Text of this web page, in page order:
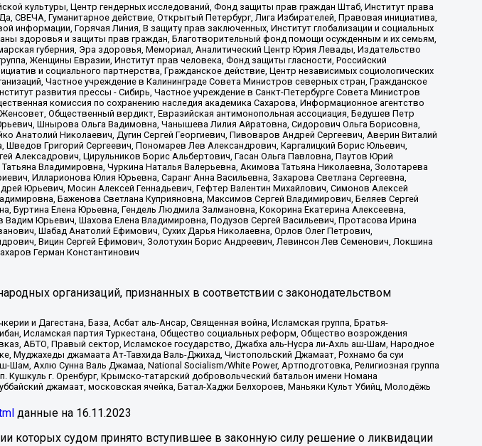
культуры, Центр гендерных исследований, Фонд защиты прав граждан Штаб, Институт права
Гуманитарное действие, Открытый Петербург, Лига Избирателей, Правовая инициатива,
Горячая Линия, В защиту прав заключенных, Институт глобализации и социальных
здоровья и защиты прав граждан, Благотворительный фонд помощи осужденным и их семьям,
губерния, Эра здоровья, Мемориал, Аналитический Центр Юрия Левады, Издательство
Женщины Евразии, Институт прав человека, Фонд защиты гласности, Российский
и социального партнерства, Гражданское действие, Центр независимых социологических
Частное учреждение в Калининграде Совета Министров северных стран, Гражданское
развития прессы - Сибирь, Частное учреждение в Санкт-Петербурге Совета Министров
комиссия по сохранению наследия академика Сахарова, Информационное агентство
Общественный вердикт, Евразийская антимонопольная ассоциация, Бедушев Петр
Шнырова Ольга Вадимовна, Чанышева Лилия Айратовна, Сидорович Ольга Борисовна,
Анатолий Николаевич, Дугин Сергей Георгиевич, Пивоваров Андрей Сергеевич, Аверин Виталий
Григорий Сергеевич, Пономарев Лев Александрович, Каргалицкий Борис Юльевич,
Алексадрович, Цирульников Борис Альбертович, Гасан Ольга Павловна, Паутов Юрий
Владимировна, Чуркина Наталья Валерьевна, Акимова Татьяна Николаевна, Золотарева
Илларионова Юлия Юрьевна, Саранг Анна Васильевна, Захарова Светлана Сергеевна,
Юрьевич, Мосин Алексей Геннадьевич, Гефтер Валентин Михайлович, Симонов Алексей
Баженова Светлана Куприяновна, Максимов Сергей Владимирович, Беляев Сергей
Буртина Елена Юрьевна, Гендель Людмила Залмановна, Кокорина Екатерина Алексеевна,
Юрьевич, Шахова Елена Владимировна, Подузов Сергей Васильевич, Протасова Ирина
Шабад Анатолий Ефимович, Сухих Дарья Николаевна, Орлов Олег Петрович,
Вицин Сергей Ефимович, Золотухин Борис Андреевич, Левинсон Лев Семенович, Локшина
Герман Константинович
организаций, признанных в соответствии с законодательством
и Дагестана, База, Асбат аль-Ансар, Священная война, Исламская группа, Братья-
Исламская партия Туркестана, Общество социальных реформ, Общество возрождения
АБТО, Правый сектор, Исламское государство, Джабха аль-Нусра ли-Ахль аш-Шам, Народное
Муджахеды джамаата Ат-Тавхида Валь-Джихад, Чистопольский Джамаат, Рохнамо ба суи
Ахлю Сунна Валь Джамаа, National Socialism/White Power, Артподготовка, Религиозная группа
Кушкуль г. Оренбург, Крымско-татарский добровольческий батальон имени Номана
джамаат, московская ячейка, Батал-Хаджи Белхороев, Маньяки Культ Убийц, Молодёжь
данные на 16.11.2023
которых судом принято вступившее в законную силу решение о ликвидации